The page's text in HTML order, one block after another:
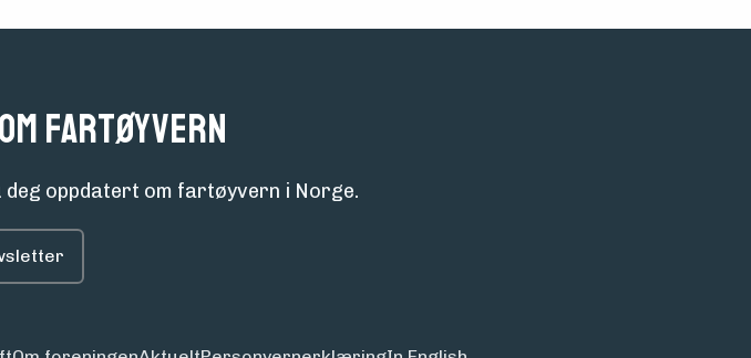
fartøyvern
deg oppdatert om fartøyvern i Norge.